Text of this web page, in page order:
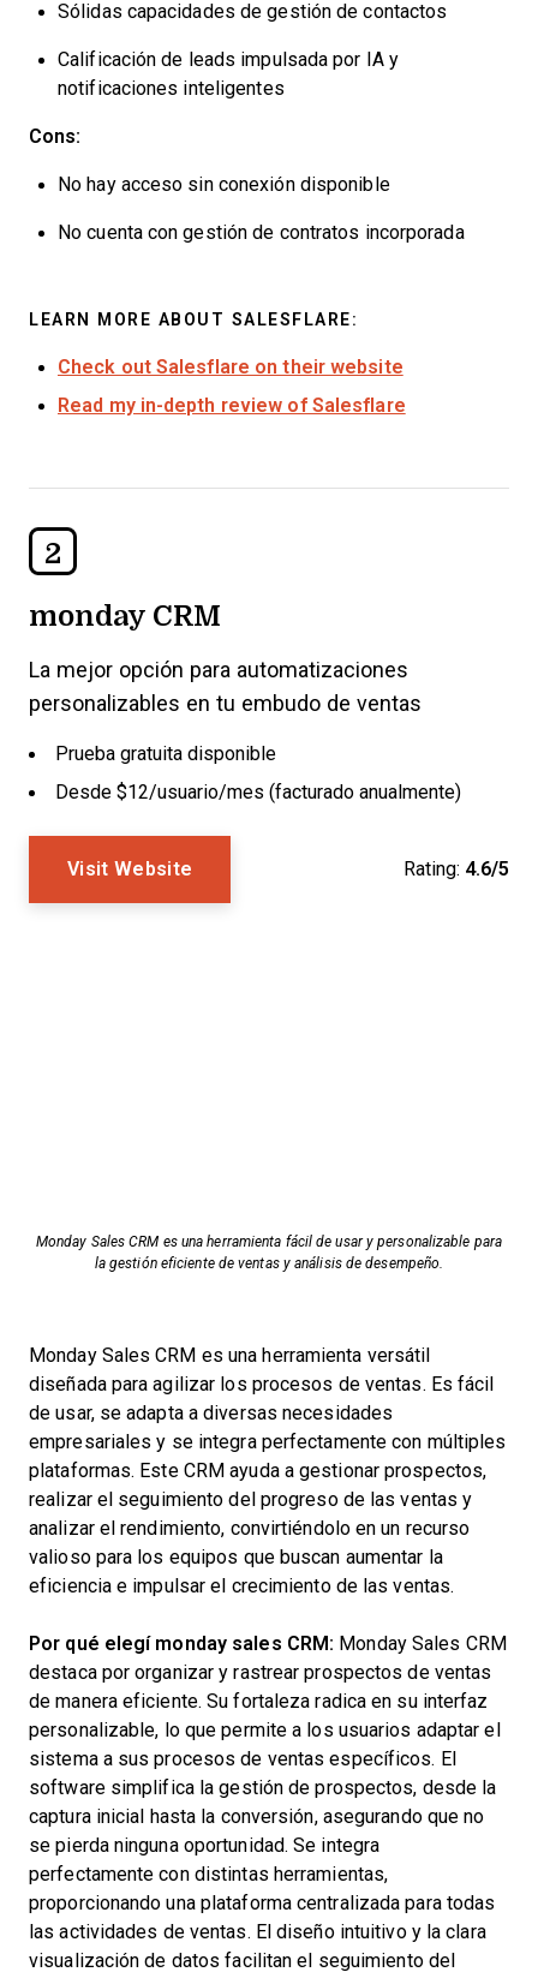
Sólidas capacidades de gestión de contactos
Calificación de leads impulsada por IA y
notificaciones inteligentes
Cons:
No hay acceso sin conexión disponible
No cuenta con gestión de contratos incorporada
LEARN MORE ABOUT SALESFLARE:
Check out Salesflare on their website
Read my in-depth review of Salesflare
2
monday CRM
La mejor opción para automatizaciones
personalizables en tu embudo de ventas
Prueba gratuita disponible
Desde $12/usuario/mes (facturado anualmente)
Visit Website Rating: 4.6/5
Monday Sales CRM es una herramienta fácil de usar y personalizable para
la gestión eficiente de ventas y análisis de desempeño.
Monday Sales CRM es una herramienta versátil
diseñada para agilizar los procesos de ventas. Es fácil
de usar, se adapta a diversas necesidades
empresariales y se integra perfectamente con múltiples
plataformas. Este CRM ayuda a gestionar prospectos,
realizar el seguimiento del progreso de las ventas y
analizar el rendimiento, convirtiéndolo en un recurso
valioso para los equipos que buscan aumentar la
eficiencia e impulsar el crecimiento de las ventas.
Por qué elegí monday sales CRM: Monday Sales CRM
destaca por organizar y rastrear prospectos de ventas
de manera eficiente. Su fortaleza radica en su interfaz
personalizable, lo que permite a los usuarios adaptar el
sistema a sus procesos de ventas específicos. El
software simplifica la gestión de prospectos, desde la
captura inicial hasta la conversión, asegurando que no
se pierda ninguna oportunidad. Se integra
perfectamente con distintas herramientas,
proporcionando una plataforma centralizada para todas
las actividades de ventas. El diseño intuitivo y la clara
visualización de datos facilitan el seguimiento del